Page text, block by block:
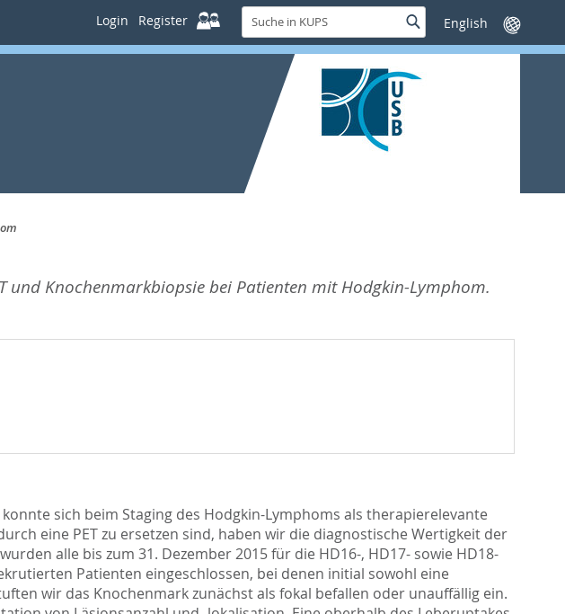
Login Register
Suche
in
KUPS
SucheSprache
wechseln
und Knochenmarkbiopsie bei Patienten mit Hodgkin-Lymphom.
sich beim Staging des Hodgkin-Lymphoms als therapierelevante
eine PET zu ersetzen sind, haben wir die diagnostische Wertigkeit der
alle bis zum 31. Dezember 2015 für die HD16-, HD17- sowie HD18-
Patienten eingeschlossen, bei denen initial sowohl eine
wir das Knochenmark zunächst als fokal befallen oder unauffällig ein.